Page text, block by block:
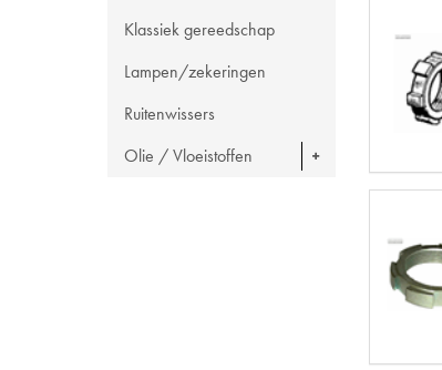
Klassiek gereedschap
Lampen/zekeringen
Ruitenwissers
Olie / Vloeistoffen